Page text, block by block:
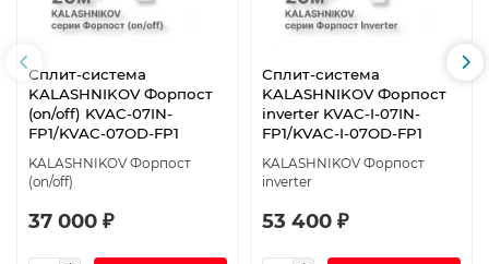
Сплит-система
KALASHNIKOV Форпост
(on/off) KVAC-07IN-
FP1/KVAC-07OD-FP1
KALASHNIKOV Форпост
(on/off)
37 000 ₽
Сплит-система
KALASHNIKOV Форпост
inverter KVAC-I-07IN-
FP1/KVAC-I-07OD-FP1
KALASHNIKOV Форпост
inverter
53 400 ₽